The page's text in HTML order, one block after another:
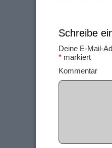
Schreibe
Deine E-Mail-
* markiert